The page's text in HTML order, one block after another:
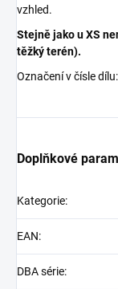
vzhled.
Stejně jako u XS
těžký terén).
Označení v čísle dílu:
Doplňkové
Kategorie:
EAN:
DBA série: